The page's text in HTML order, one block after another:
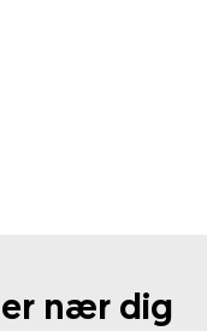
nær dig